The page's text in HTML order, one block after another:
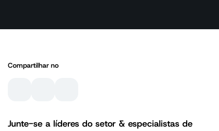
Compartilhar no
Junte-se a líderes do setor & especialistas de